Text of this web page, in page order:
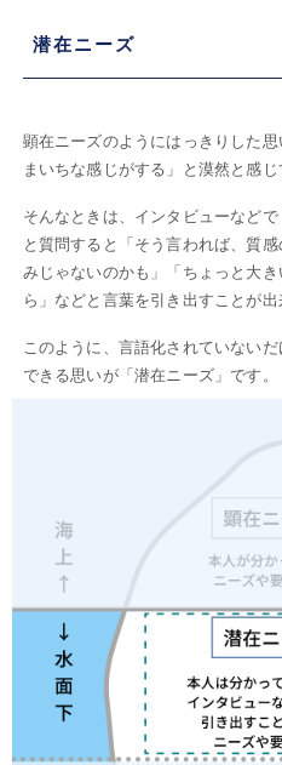
潜在ニーズ
顕在ニーズのようにはっきりした
まいちな感じがする」と漠然と感
そんなときは、インタビューなど
と質問すると「そう言われば、質
みじゃないのかも」「ちょっと大
ら」などと言葉を引き出すことが出
このように、言語化されていない
できる思いが「潜在ニーズ」です。